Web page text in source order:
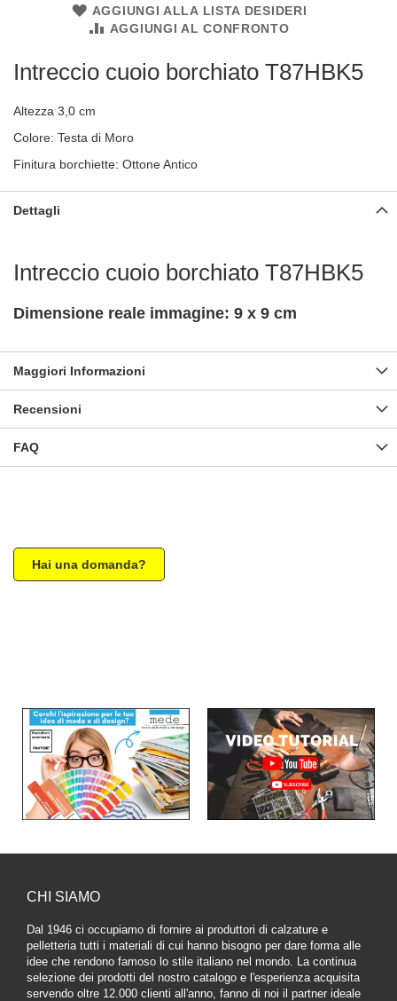
AGGIUNGI ALLA LISTA DESIDERI
AGGIUNGI AL CONFRONTO
Intreccio cuoio borchiato T87HBK5
Altezza 3,0 cm
Colore: Testa di Moro
Finitura borchiette: Ottone Antico
Dettagli
Intreccio cuoio borchiato T87HBK5
Dimensione reale immagine: 9 x 9 cm
Maggiori Informazioni
Recensioni
FAQ
Hai una domanda?
CHI SIAMO
Dal 1946 ci occupiamo di fornire ai produttori di calzature e
pelletteria tutti i materiali di cui hanno bisogno per dare forma alle
idee che rendono famoso lo stile italiano nel mondo. La continua
selezione dei prodotti del nostro catalogo e l'esperienza acquisita
servendo oltre 12.000 clienti all'anno, fanno di noi il partner ideale